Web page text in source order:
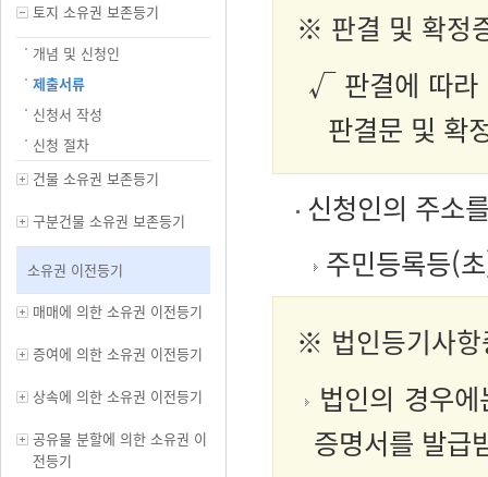
토지 소유권 보존등기
개념 및 신청인
제출서류
신청서 작성
신청 절차
건물 소유권 보존등기
구분건물 소유권 보존등기
소유권 이전등기
매매에 의한 소유권 이전등기
증여에 의한 소유권 이전등기
상속에 의한 소유권 이전등기
공유물 분할에 의한 소유권 이
전등기
※ 판결 및 확정
√ 판결에 따라
판결문 및 확
신청인의 주소
주민등록등(
※ 법인등기사항
법인의 경우
증명서를 발급